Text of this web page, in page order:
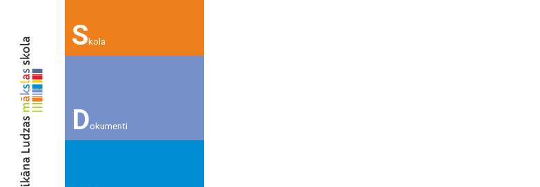
Skola
Dokumenti